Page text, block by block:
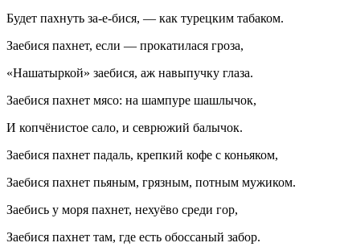
Будет пахнуть за-е-бися, — как турецким табаком.
Заебися пахнет, если — прокатилася гроза,
«Нашатыркой» заебися, аж навыпучку глаза.
Заебися пахнет мясо: на шампуре шашлычок,
И копчёнистое сало, и севрюжий балычок.
Заебися пахнет падаль, крепкий кофе с коньяком,
Заебися пахнет пьяным, грязным, потным мужиком.
Заебись у моря пахнет, нехуёво среди гор,
Заебися пахнет там, где есть обоссаный забор.